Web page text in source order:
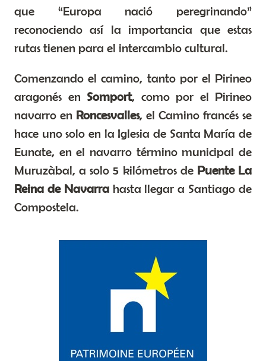
que “Europa nació peregrinando”
reconociendo así la importancia que estas
rutas tienen para el intercambio cultural.
Comenzando el camino, tanto por el Pirineo
aragonés en Somport, como por el Pirineo
navarro en Roncesvalles, el Camino francés se
hace uno solo en la Iglesia de Santa María de
Eunate, en el navarro término municipal de
Muruzàbal, a solo 5 kilómetros de Puente La
Reina de Navarrahasta llegar a Santiago de
Compostela.